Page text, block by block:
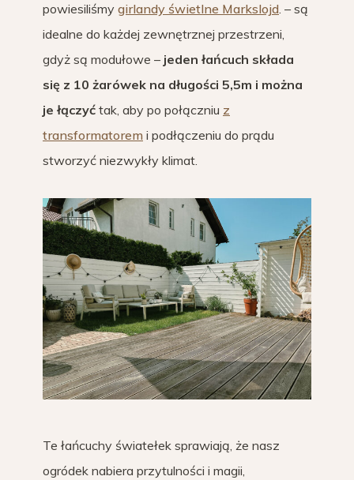
powiesiliśmy girlandy świetlne Markslojd. – są
idealne do każdej zewnętrznej przestrzeni,
gdyż są modułowe – jeden łańcuch składa
się z 10 żarówek na długości 5,5m i można
je łączyć tak, aby po połączniu z
transformatorem i podłączeniu do prądu
stworzyć niezwykły klimat.
Te łańcuchy światełek sprawiają, że nasz
ogródek nabiera przytulności i magii,